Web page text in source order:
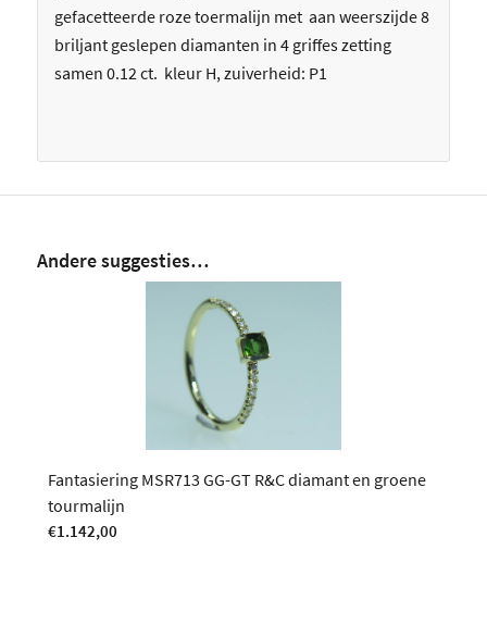
gefacetteerde roze toermalijn met aan weerszijde 8
briljant geslepen diamanten in 4 griffes zetting
samen 0.12 ct. kleur H, zuiverheid: P1
Andere suggesties…
Fantasiering MSR713 GG-GT R&C diamant en groene
tourmalijn
€1.142,00